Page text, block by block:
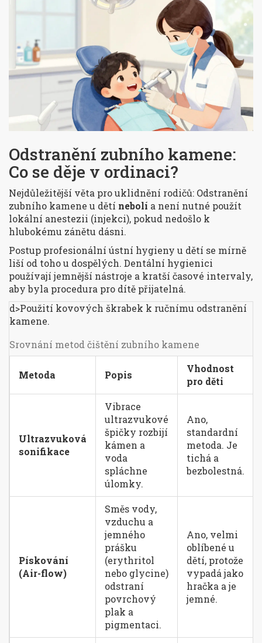
Odstranění zubního kamene:
Co se děje v ordinaci?
Nejdůležitější věta pro uklidnění rodičů: Odstranění
zubního kamene u dětí nebolí a není nutné použít
lokální anestezii (injekci), pokud nedošlo k
hlubokému zánětu dásni.
Postup profesionální ústní hygieny u dětí se mírně
liší od toho u dospělých. Dentální hygienici
používají jemnější nástroje a kratší časové intervaly,
aby byla procedura pro dítě přijatelná.
d>Použití kovových škrabek k ručnímu odstranění
kamene.
Srovnání metod čištění zubního kamene
Metoda Popis
Vhodnost
pro děti
Ultrazvuková
sonifikace
Vibrace
ultrazvukové
špičky rozbijí
kámen a
voda
spláchne
úlomky.
Ano,
standardní
metoda. Je
tichá a
bezbolestná.
Pískování
(Air-flow)
Směs vody,
vzduchu a
jemného
prášku
(erythritol
nebo glycine)
odstraní
povrchový
plak a
pigmentaci.
Ano, velmi
oblíbené u
dětí, protože
vypadá jako
hračka a je
jemné.